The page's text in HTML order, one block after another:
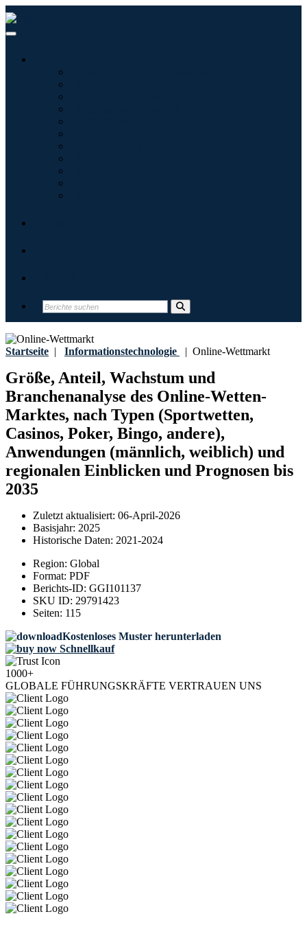
Startseite | Informationstechnologie | Online-Wettmarkt
Größe, Anteil, Wachstum und
Branchenanalyse des Online-Wetten-
Marktes, nach Typen (Sportwetten,
Casinos, Poker, Bingo, andere),
Anwendungen (männlich, weiblich) und
regionalen Einblicken und Prognosen bis
2035
Zuletzt aktualisiert: 06-April-2026
Basisjahr: 2025
Historische Daten: 2021-2024
Region: Global
Format: PDF
Berichts-ID: GGI101137
SKU ID: 29791423
Seiten: 115
Kostenloses Muster herunterladen
Schnellkauf
1000+
GLOBALE FÜHRUNGSKRÄFTE VERTRAUEN UNS